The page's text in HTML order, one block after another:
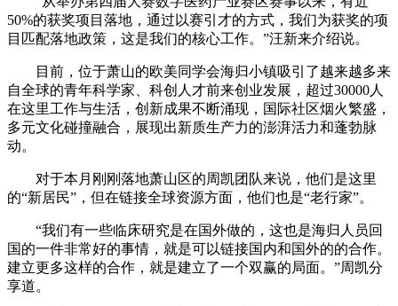
50%的获奖项目落地，通过以赛引才的方式，我们为获奖的项
目匹配落地政策，这是我们的核心工作。”汪新来介绍说。
目前，位于萧山的欧美同学会海归小镇吸引了越来越多来
自全球的青年科学家、科创人才前来创业发展，超过30000人
在这里工作与生活，创新成果不断涌现，国际社区烟火繁盛，
多元文化碰撞融合，展现出新质生产力的澎湃活力和蓬勃脉
动。
对于本月刚刚落地萧山区的周凯团队来说，他们是这里
的“新居民”，但在链接全球资源方面，他们也是“老行家”。
“我们有一些临床研究是在国外做的，这也是海归人员回
国的一件非常好的事情，就是可以链接国内和国外的的合作。
建立更多这样的合作，就是建立了一个双赢的局面。”周凯分
享道。